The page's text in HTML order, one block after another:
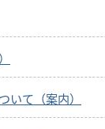
て（案内）